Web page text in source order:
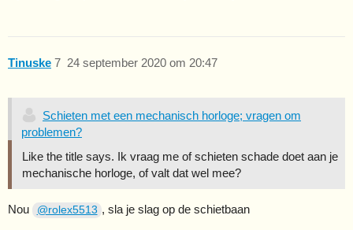
Tinuske 24 september 2020 om 20:47
7
Schieten met een mechanisch horloge; vragen om
problemen?
Like the title says. Ik vraag me of schieten schade doet aan je
mechanische horloge, of valt dat wel mee?
Nou @rolex5513 , sla je slag op de schietbaan